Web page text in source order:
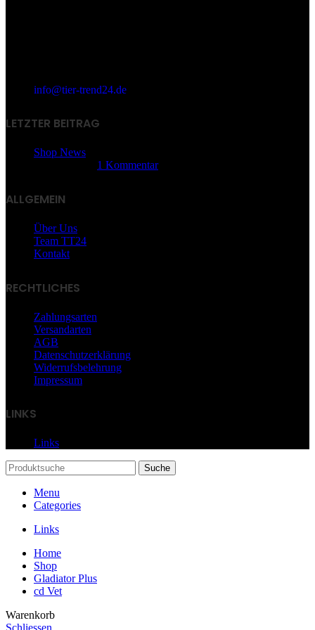
info@tier-trend24.de
LETZTER BEITRAG
Shop News
1 Kommentar
ALLGEMEIN
Über Uns
Team TT24
Kontakt
RECHTLICHES
Zahlungsarten
Versandarten
AGB
Datenschutzerklärung
Widerrufsbelehrung
Impressum
LINKS
Links
Suche
Menu
Categories
Links
Home
Shop
Gladiator Plus
cd Vet
Warenkorb